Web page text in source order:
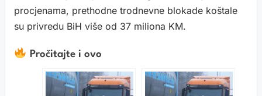
procjenama, prethodne trodnevne blokade koštale
su privredu BiH više od 37 miliona KM.
Pročitajte i ovo